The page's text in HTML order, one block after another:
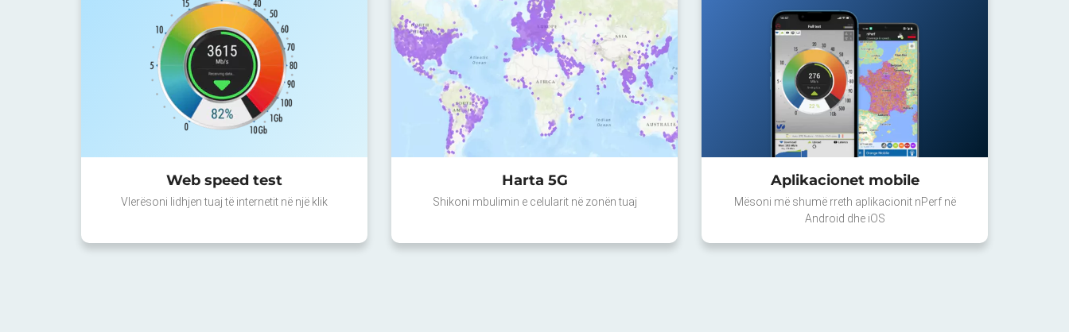
Web speed test
Vlerësoni lidhjen tuaj të internetit në një klik
Harta 5G
Shikoni mbulimin e celularit në zonën tuaj
Aplikacionet mobile
Mësoni më shumë rreth aplikacionit nPerf në
Android dhe iOS